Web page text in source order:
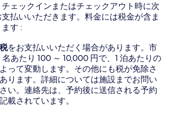
ェックインまたはチェックアウト時に次
払いいただきます。料金には税金が含ま
す :
をお支払いいただく場合があります。市
名あたり 100 ～ 10,000 円で、1 泊あたりの
って変動します。その他にも税が免除さ
ります。詳細については施設までお問い
い。連絡先は、予約後に送信される予約
載されています。